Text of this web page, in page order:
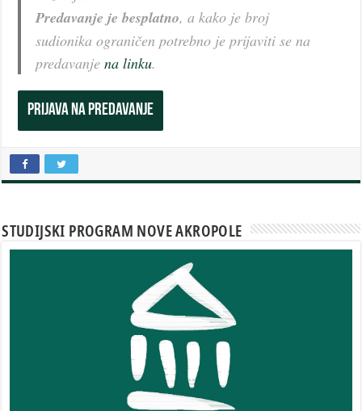
Predavanje je besplatno, a kako je broj
sudionika ograničen potrebno je prijaviti se na
predavanjena linku.
Prijava na predavanje
STUDIJSKI PROGRAM NOVE AKROPOLE